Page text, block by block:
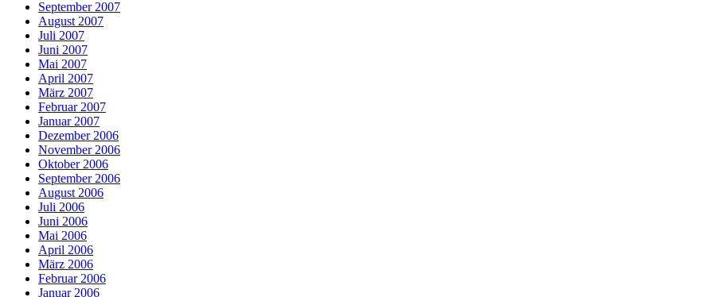
September 2007
August 2007
Juli 2007
Juni 2007
Mai 2007
April 2007
März 2007
Februar 2007
Januar 2007
Dezember 2006
November 2006
Oktober 2006
September 2006
August 2006
Juli 2006
Juni 2006
Mai 2006
April 2006
März 2006
Februar 2006
Januar 2006